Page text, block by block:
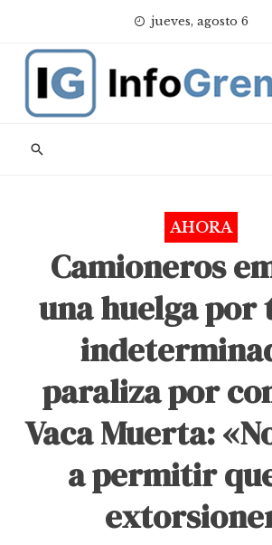
content
jueves, agosto 6
AHORA
Camioneros
una huelga por
paraliza por
Vaca Muerta:
a permitir